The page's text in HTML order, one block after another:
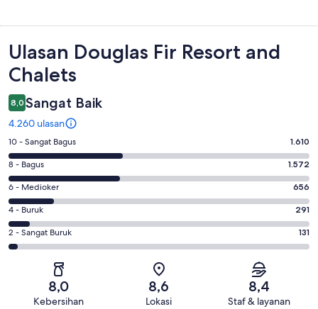
Ulasan
Ulasan Douglas Fir Resort and
Chalets
8,0 Sangat Baik
4.260 ulasan
Penilaian
10
-
Sangat
Bagus.
1610
dari
4260
10 - Sangat Bagus 1.610
Penilaian
8
-
Bagus.
1572
dari
8 - Bagus 1.572
Penilaian
6
-
Medioker.
656
6 - Medioker 656
Penilaian
4
-
4260
4 - Buruk 291
Penilaian
2
2 - Sangat Buruk 131
8,0
Kebersihan
8,6
Lokasi
8,4
Staf & layanan